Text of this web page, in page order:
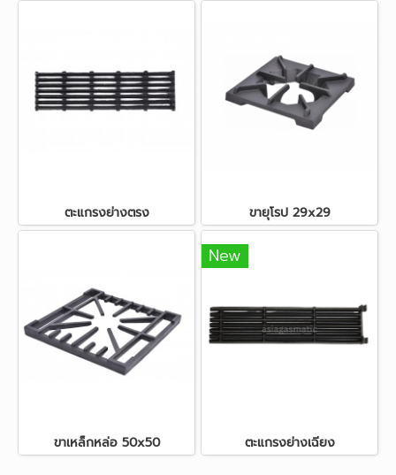
ตะแกรงย่างตรง ขายุโรป 29x29
ขาเหล็กหล่อ 50x50
New
ตะแกรงย่างเฉียง